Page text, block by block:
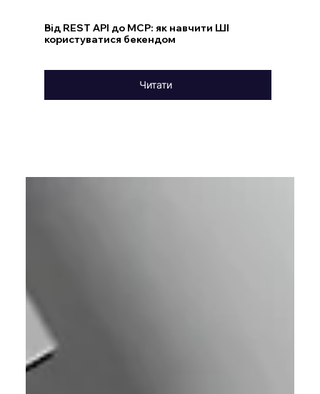
Від REST API до MCP: як навчити ШІ
користуватися бекендом
Читати